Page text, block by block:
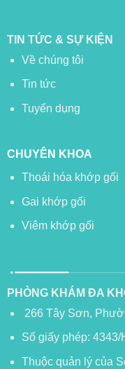
TIN TỨC & SỰ KIỆN
Về chúng tôi
Tin tức
Tuyển dụng
CHUYÊN KHOA
Thoái hóa khớp gối
Gai khớp gối
Viêm khớp gối
PHÒNG KHÁM ĐA
266 Tây Sơn,
Số giấy phép:
Thuộc quản lý của